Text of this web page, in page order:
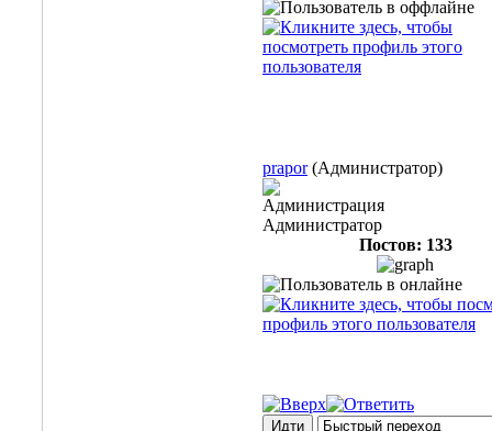
prapor (Администратор)
Администрация
Администратор
Постов: 133